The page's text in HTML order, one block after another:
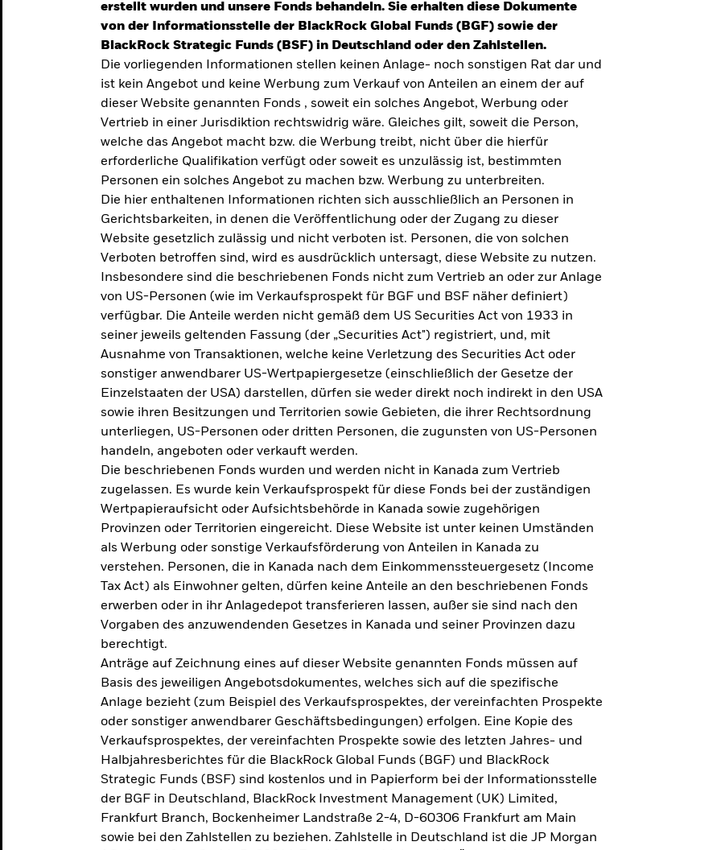
TRENDS & IDEEN
Entdecken Sie unsere
makroökonomischen
Einschätzungen und Anlageideen.
Aktuelle Einschätzungen
UMFRAGE ZUR ALTERSVORSORGE 2025
Realitätscheck Altersvorsorge. Wie
steht es um Ihre Altersvorsorge?
Zu den Ergebnissen
erstellt wurden und unsere Fonds behandeln. Sie erhalten diese Dokumente
von der Informationsstelle der BlackRock Global Funds (BGF) sowie der
BlackRock Strategic Funds (BSF) in Deutschland oder den Zahlstellen.
Die vorliegenden Informationen stellen keinen Anlage- noch sonstigen Rat dar und
ist kein Angebot und keine Werbung zum Verkauf von Anteilen an einem der auf
dieser Website genannten Fonds , soweit ein solches Angebot, Werbung oder
Vertrieb in einer Jurisdiktion rechtswidrig wäre. Gleiches gilt, soweit die Person,
welche das Angebot macht bzw. die Werbung treibt, nicht über die hierfür
erforderliche Qualifikation verfügt oder soweit es unzulässig ist, bestimmten
Personen ein solches Angebot zu machen bzw. Werbung zu unterbreiten.
Die hier enthaltenen Informationen richten sich ausschließlich an Personen in
Gerichtsbarkeiten, in denen die Veröffentlichung oder der Zugang zu dieser
Website gesetzlich zulässig und nicht verboten ist. Personen, die von solchen
Verboten betroffen sind, wird es ausdrücklich untersagt, diese Website zu nutzen.
Insbesondere sind die beschriebenen Fonds nicht zum Vertrieb an oder zur Anlage
von US-Personen (wie im Verkaufsprospekt für BGF und BSF näher definiert)
verfügbar. Die Anteile werden nicht gemäß dem US Securities Act von 1933 in
seiner jeweils geltenden Fassung (der „Securities Act") registriert, und, mit
Ausnahme von Transaktionen, welche keine Verletzung des Securities Act oder
sonstiger anwendbarer US-Wertpapiergesetze (einschließlich der Gesetze der
Einzelstaaten der USA) darstellen, dürfen sie weder direkt noch indirekt in den USA
sowie ihren Besitzungen und Territorien sowie Gebieten, die ihrer Rechtsordnung
unterliegen, US-Personen oder dritten Personen, die zugunsten von US-Personen
handeln, angeboten oder verkauft werden.
Die beschriebenen Fonds wurden und werden nicht in Kanada zum Vertrieb
zugelassen. Es wurde kein Verkaufsprospekt für diese Fonds bei der zuständigen
Wertpapieraufsicht oder Aufsichtsbehörde in Kanada sowie zugehörigen
Provinzen oder Territorien eingereicht. Diese Website ist unter keinen Umständen
als Werbung oder sonstige Verkaufsförderung von Anteilen in Kanada zu
verstehen. Personen, die in Kanada nach dem Einkommenssteuergesetz (Income
Tax Act) als Einwohner gelten, dürfen keine Anteile an den beschriebenen Fonds
erwerben oder in ihr Anlagedepot transferieren lassen, außer sie sind nach den
Vorgaben des anzuwendenden Gesetzes in Kanada und seiner Provinzen dazu
berechtigt.
Anträge auf Zeichnung eines auf dieser Website genannten Fonds müssen auf
Basis des jeweiligen Angebotsdokumentes, welches sich auf die spezifische
Anlage bezieht (zum Beispiel des Verkaufsprospektes, der vereinfachten Prospekte
oder sonstiger anwendbarer Geschäftsbedingungen) erfolgen. Eine Kopie des
Verkaufsprospektes, der vereinfachten Prospekte sowie des letzten Jahres- und
Halbjahresberichtes für die BlackRock Global Funds (BGF) und BlackRock
Strategic Funds (BSF) sind kostenlos und in Papierform bei der Informationsstelle
der BGF in Deutschland, BlackRock Investment Management (UK) Limited,
Frankfurt Branch, Bockenheimer Landstraße 2-4, D-60306 Frankfurt am Main
sowie bei den Zahlstellen zu beziehen. Zahlstelle in Deutschland ist die JP Morgan